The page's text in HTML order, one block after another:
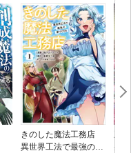
きのした魔法工務店
異世界工法で最強の家
兆